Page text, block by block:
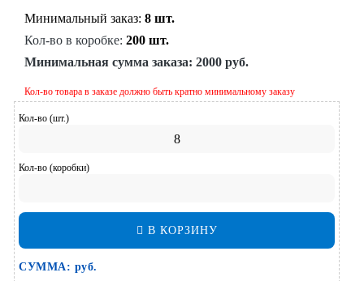
Минимальный заказ: 8 шт.
Кол-во в коробке: 200 шт.
Минимальная сумма заказа: 2000 руб.
Кол-во товара в заказе должно быть кратно минимальному заказу
Кол-во (шт.)
Кол-во (коробки)
В КОРЗИНУ
СУММА: руб.